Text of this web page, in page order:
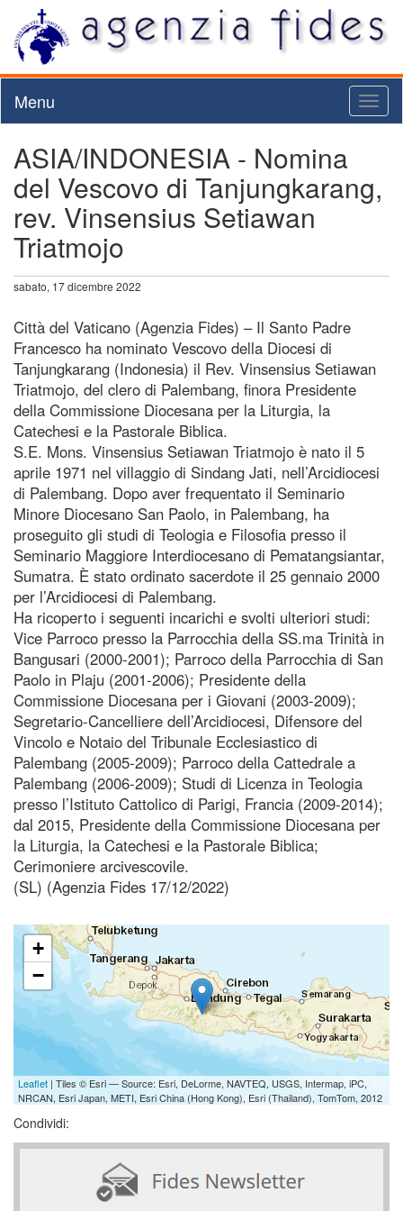
Menu
ASIA/INDONESIA - Nomina
del Vescovo di Tanjungkarang,
rev. Vinsensius Setiawan
Triatmojo
sabato, 17 dicembre 2022
Città del Vaticano (Agenzia Fides) – Il Santo Padre
Francesco ha nominato Vescovo della Diocesi di
Tanjungkarang (Indonesia) il Rev. Vinsensius Setiawan
Triatmojo, del clero di Palembang, finora Presidente
della Commissione Diocesana per la Liturgia, la
Catechesi e la Pastorale Biblica.
S.E. Mons. Vinsensius Setiawan Triatmojo è nato il 5
aprile 1971 nel villaggio di Sindang Jati, nell’Arcidiocesi
di Palembang. Dopo aver frequentato il Seminario
Minore Diocesano San Paolo, in Palembang, ha
proseguito gli studi di Teologia e Filosofia presso il
Seminario Maggiore Interdiocesano di Pematangsiantar,
Sumatra. È stato ordinato sacerdote il 25 gennaio 2000
per l’Arcidiocesi di Palembang.
Ha ricoperto i seguenti incarichi e svolti ulteriori studi:
Vice Parroco presso la Parrocchia della SS.ma Trinità in
Bangusari (2000-2001); Parroco della Parrocchia di San
Paolo in Plaju (2001-2006); Presidente della
Commissione Diocesana per i Giovani (2003-2009);
Segretario-Cancelliere dell’Arcidiocesi, Difensore del
Vincolo e Notaio del Tribunale Ecclesiastico di
Palembang (2005-2009); Parroco della Cattedrale a
Palembang (2006-2009); Studi di Licenza in Teologia
presso l’Istituto Cattolico di Parigi, Francia (2009-2014);
dal 2015, Presidente della Commissione Diocesana per
la Liturgia, la Catechesi e la Pastorale Biblica;
Cerimoniere arcivescovile.
(SL) (Agenzia Fides 17/12/2022)
+
−
Leaflet | Tiles © Esri — Source: Esri, DeLorme, NAVTEQ, USGS, Intermap, iPC,
NRCAN, Esri Japan, METI, Esri China (Hong Kong), Esri (Thailand), TomTom, 2012
Condividi: